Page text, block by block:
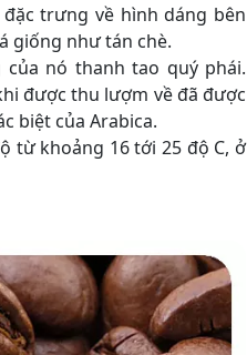
trưng về hình dáng bên
giống như tán chè.
nó thanh tao quý phái.
được thu lượm về đã được
biệt của Arabica.
từ khoảng 16 tới 25 độ C, ở